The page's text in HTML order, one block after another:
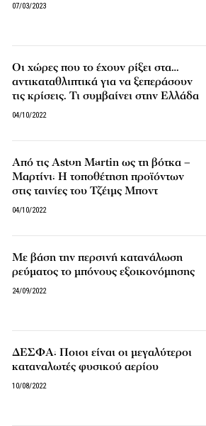
07/03/2023
Οι χώρες που το έχουν ρίξει στα…
αντικαταθλιπτικά για να ξεπεράσουν
τις κρίσεις. Τι συμβαίνει στην Ελλάδα
04/10/2022
Από τις Aston Martin ως τη βότκα –
Μαρτίνι: Η τοποθέτηση προϊόντων
στις ταινίες του Τζέιμς Μποντ
04/10/2022
Με βάση την περσινή κατανάλωση
ρεύματος το μπόνους εξοικονόμησης
24/09/2022
ΔΕΣΦΑ: Ποιοι είναι οι μεγαλύτεροι
καταναλωτές φυσικού αερίου
10/08/2022